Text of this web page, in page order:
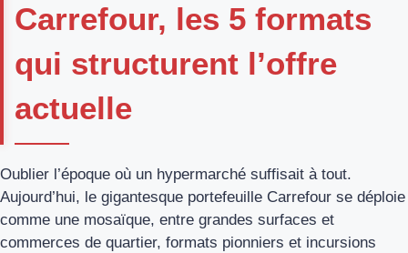
Carrefour, les 5 formats
qui structurent l’offre
actuelle
Oublier l’époque où un hypermarché suffisait à tout.
Aujourd’hui, le gigantesque portefeuille Carrefour se déploie
comme une mosaïque, entre grandes surfaces et
commerces de quartier, formats pionniers et incursions